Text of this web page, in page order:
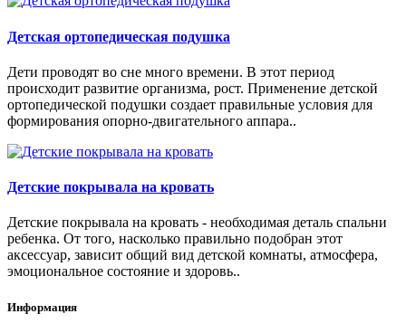
Детская ортопедическая подушка
Дети проводят во сне много времени. В этот период
происходит развитие организма, рост. Применение детской
ортопедической подушки создает правильные условия для
формирования опорно-двигательного аппара..
Детские покрывала на кровать
Детские покрывала на кровать - необходимая деталь спальни
ребенка. От того, насколько правильно подобран этот
аксессуар, зависит общий вид детской комнаты, атмосфера,
эмоциональное состояние и здоровь..
Информация